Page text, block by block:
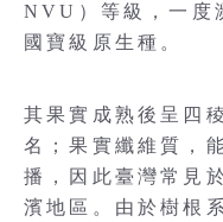
NVU）等級，一度
國寶級原生種。
其果實成熟後呈四
名；果實纖維質，
播，因此臺灣常見
濱地區。由於樹根